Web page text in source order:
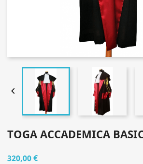

TOGA ACCADEMICA
320,00 €